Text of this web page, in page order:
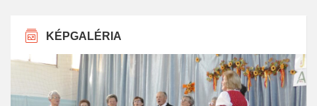
KÉPGALÉRIA